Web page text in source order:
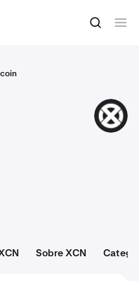
Comprar XCN
XCN
Sobre XCN